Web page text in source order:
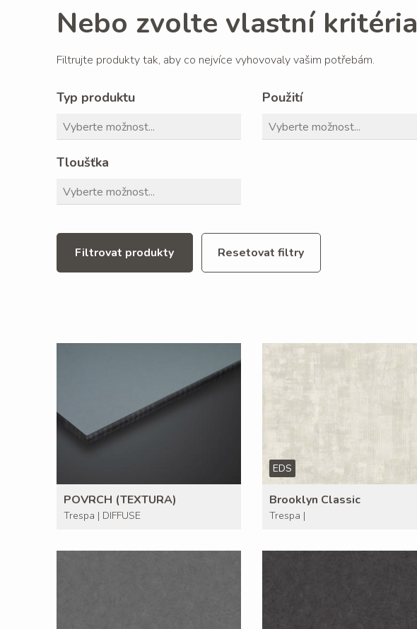
Nebo zvolte vlastní kritéria
Filtrujte produkty tak, aby co nejvíce vyhovovaly vašim potřebám.
Typ produktu Použití
Tloušťka
Filtrovat produkty Resetovat filtry
POVRCH (TEXTURA)
Trespa | DIFFUSE
EDS
Brooklyn Classic
Trespa |